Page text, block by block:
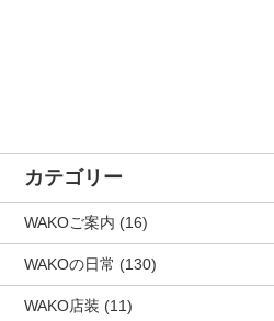
カテゴリー
WAKOご案内 (16)
WAKOの日常 (130)
WAKO店装 (11)